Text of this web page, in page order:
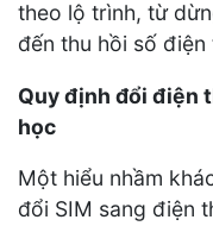
theo lộ trình, từ
đến thu hồi số điện
Quy định đổi điện
học
Một hiểu nhầm
đổi SIM sang điện